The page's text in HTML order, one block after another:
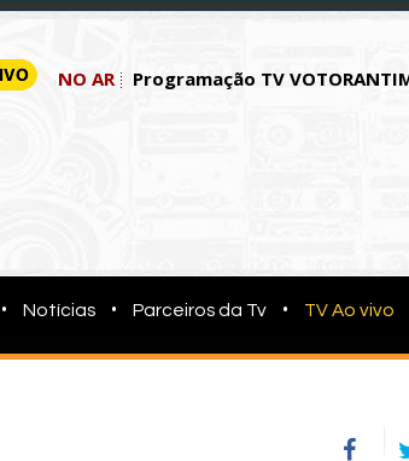
NO AR Programação TV
• Notícias • Parceiros da Tv • TV Ao vivo